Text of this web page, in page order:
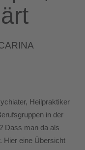
Heilpraktiker
in der
Dass man da als
Hier eine Übersicht